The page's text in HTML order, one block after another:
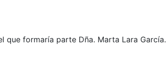
que formaría parte Dña. Marta Lara García.